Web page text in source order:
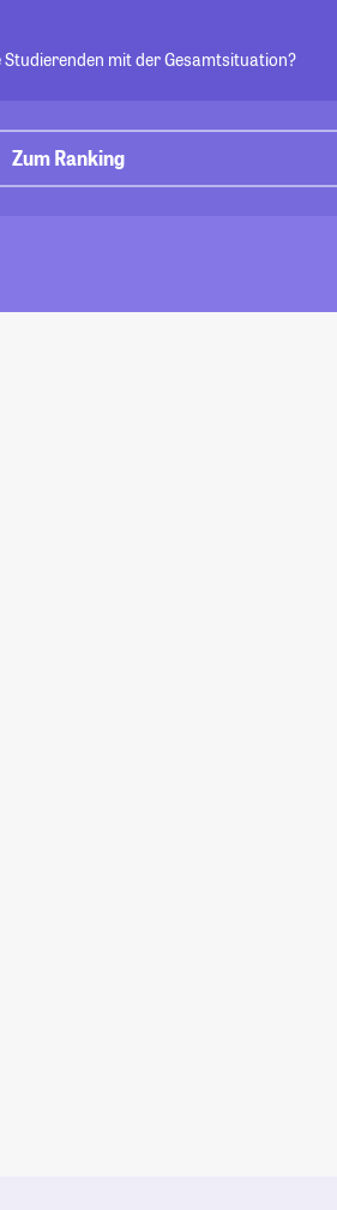
Studierenden mit der Gesamtsituation?
Zum Ranking